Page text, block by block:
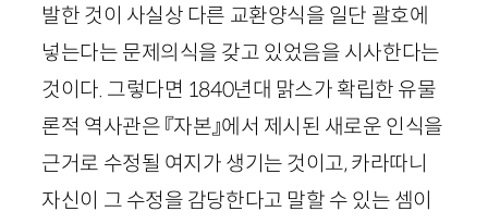
발한 것이 사실상 다른 교환양식을 일단 괄호에
넣는다는 문제의식을 갖고 있었음을 시사한다는
것이다. 그렇다면 1840년대 맑스가 확립한 유물
론적 역사관은 『자본』에서 제시된 새로운 인식을
근거로 수정될 여지가 생기는 것이고, 카라따니
자신이 그 수정을 감당한다고 말할 수 있는 셈이